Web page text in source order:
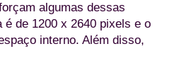
algumas dessas
de 1200 x 2640 pixels e o
interno. Além disso,